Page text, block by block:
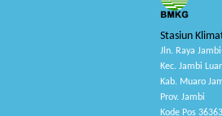
Stasiun
Jln. Raya
Kec. Jambi
Kab. Muaro
Prov. Jambi
Kode Pos 36363